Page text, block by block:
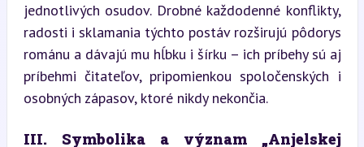
jednotlivých osudov. Drobné každodenné konflikty,
radosti i sklamania týchto postáv rozširujú pôdorys
románu a dávajú mu hĺbku i šírku – ich príbehy sú aj
príbehmi čitateľov, pripomienkou spoločenských i
osobných zápasov, ktoré nikdy nekončia.
III. Symbolika a význam „Anjelskej